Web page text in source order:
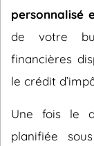
personnalisé
de votre
financières
le crédit
Une fois le
planifiée